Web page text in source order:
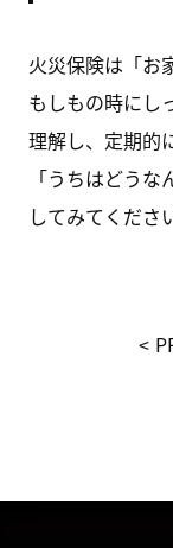
火災保険は「お
もしもの時にし
理解し、定期的
「うちはどう
してみてくださ